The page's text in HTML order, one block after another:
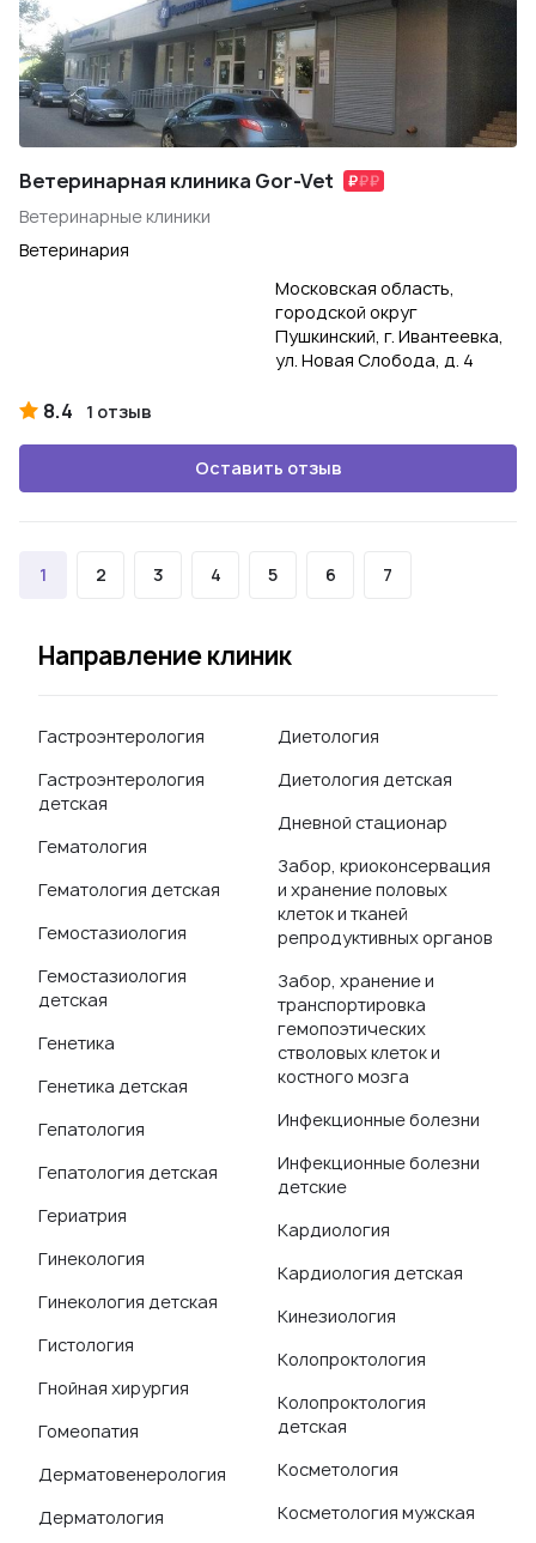
Ветеринарная клиника Gor-Vet
Ветеринарные клиники
Ветеринария
Московская область,
городской округ
Пушкинский, г. Ивантеевка,
ул. Новая Слобода, д. 4
8.4 1 отзыв
Оставить отзыв
1 2 3 4 5 6 7
Направление клиник
Гастроэнтерология
Гастроэнтерология
детская
Гематология
Гематология детская
Гемостазиология
Гемостазиология
детская
Генетика
Генетика детская
Гепатология
Гепатология детская
Гериатрия
Гинекология
Гинекология детская
Гистология
Гнойная хирургия
Гомеопатия
Дерматовенерология
Дерматология
Диетология
Диетология детская
Дневной стационар
Забор, криоконсервация
и хранение половых
клеток и тканей
репродуктивных органов
Забор, хранение и
транспортировка
гемопоэтических
стволовых клеток и
костного мозга
Инфекционные болезни
Инфекционные болезни
детские
Кардиология
Кардиология детская
Кинезиология
Колопроктология
Колопроктология
детская
Косметология
Косметология мужская